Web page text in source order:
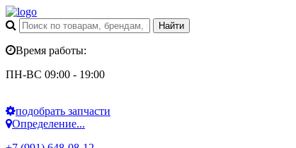
Время работы:
ПН-ВС 09:00 - 19:00
подобрать запчасти
Определение...